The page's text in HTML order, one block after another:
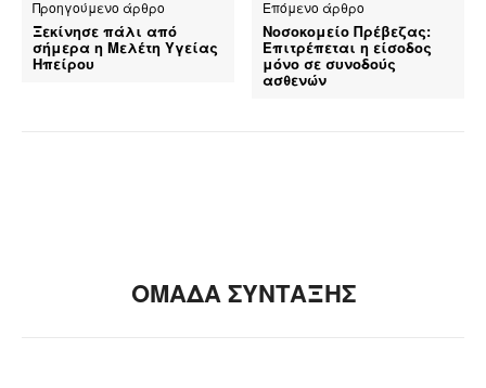
Προηγούμενο άρθρο
Ξεκίνησε πάλι από
σήμερα η Μελέτη Υγείας
Ηπείρου
Επόμενο άρθρο
Νοσοκομείο Πρέβεζας:
Επιτρέπεται η είσοδος
μόνο σε συνοδούς
ασθενών
ΟΜΑΔΑ ΣΥΝΤΑΞΗΣ